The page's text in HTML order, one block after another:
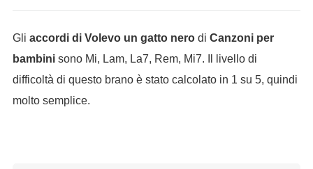
Gli accordi di Volevo un gatto nerodi Canzoni per
bambinisono Mi, Lam, La7, Rem, Mi7. Il livello di
difficoltà di questo brano è stato calcolato in 1 su 5, quindi
molto semplice.